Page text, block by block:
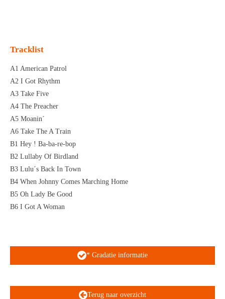
Tracklist
A1 American Patrol
A2 I Got Rhythm
A3 Take Five
A4 The Preacher
A5 Moanin´
A6 Take The A Train
B1 Hey ! Ba-ba-re-bop
B2 Lullaby Of Birdland
B3 Lulu´s Back In Town
B4 When Johnny Comes Marching Home
B5 Oh Lady Be Good
B6 I Got A Woman
* Gradatie informatie
Terug naar overzicht